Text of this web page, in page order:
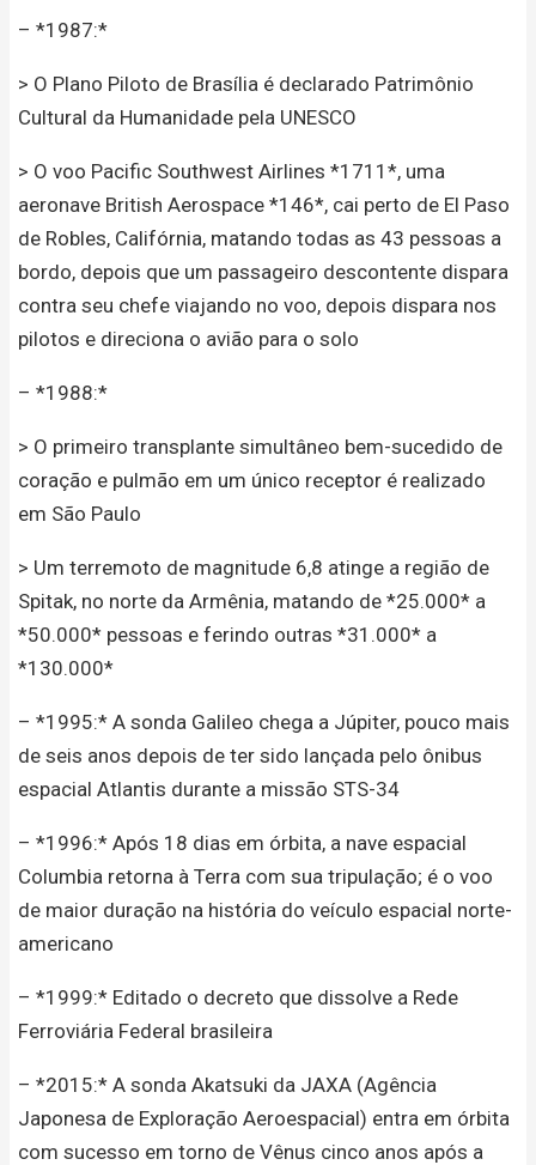
– *1987:*
> O Plano Piloto de Brasília é declarado Patrimônio
Cultural da Humanidade pela UNESCO
> O voo Pacific Southwest Airlines *1711*, uma
aeronave British Aerospace *146*, cai perto de El Paso
de Robles, Califórnia, matando todas as 43 pessoas a
bordo, depois que um passageiro descontente dispara
contra seu chefe viajando no voo, depois dispara nos
pilotos e direciona o avião para o solo
– *1988:*
> O primeiro transplante simultâneo bem-sucedido de
coração e pulmão em um único receptor é realizado
em São Paulo
> Um terremoto de magnitude 6,8 atinge a região de
Spitak, no norte da Armênia, matando de *25.000* a
*50.000* pessoas e ferindo outras *31.000* a
*130.000*
– *1995:* A sonda Galileo chega a Júpiter, pouco mais
de seis anos depois de ter sido lançada pelo ônibus
espacial Atlantis durante a missão STS-34
– *1996:* Após 18 dias em órbita, a nave espacial
Columbia retorna à Terra com sua tripulação; é o voo
de maior duração na história do veículo espacial norte-
americano
– *1999:* Editado o decreto que dissolve a Rede
Ferroviária Federal brasileira
– *2015:* A sonda Akatsuki da JAXA (Agência
Japonesa de Exploração Aeroespacial) entra em órbita
com sucesso em torno de Vênus cinco anos após a